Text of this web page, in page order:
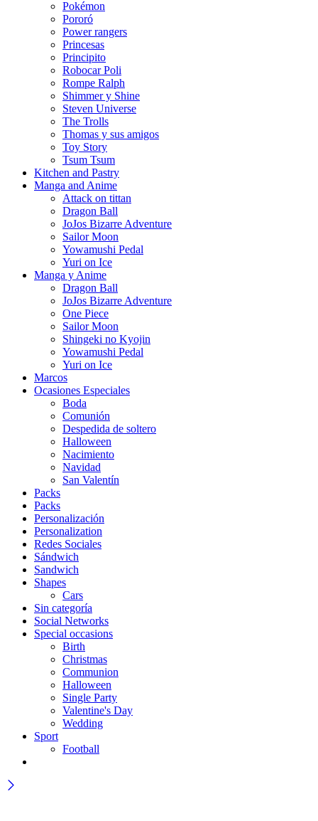
Pokémon
Pororó
Power rangers
Princesas
Principito
Robocar Poli
Rompe Ralph
Shimmer y Shine
Steven Universe
The Trolls
Thomas y sus amigos
Toy Story
Tsum Tsum
Kitchen and Pastry
Manga and Anime
Attack on tittan
Dragon Ball
JoJos Bizarre Adventure
Sailor Moon
Yowamushi Pedal
Yuri on Ice
Manga y Anime
Dragon Ball
JoJos Bizarre Adventure
One Piece
Sailor Moon
Shingeki no Kyojin
Yowamushi Pedal
Yuri on Ice
Marcos
Ocasiones Especiales
Boda
Comunión
Despedida de soltero
Halloween
Nacimiento
Navidad
San Valentín
Packs
Packs
Personalización
Personalization
Redes Sociales
Sándwich
Sandwich
Shapes
Cars
Sin categoría
Social Networks
Special occasions
Birth
Christmas
Communion
Halloween
Single Party
Valentine's Day
Wedding
Sport
Football